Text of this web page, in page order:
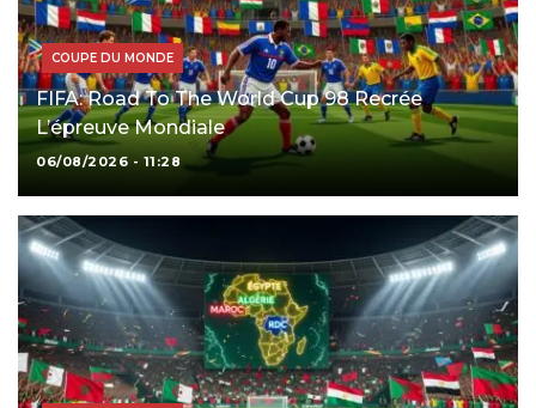
COUPE DU MONDE
FIFA: Road To The World Cup 98 Recrée
L’épreuve Mondiale
06/08/2026 - 11:28